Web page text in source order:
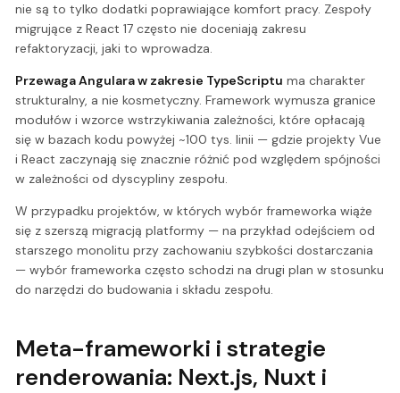
nie są to tylko dodatki poprawiające komfort pracy. Zespoły
migrujące z React 17 często nie doceniają zakresu
refaktoryzacji, jaki to wprowadza.
Przewaga Angulara w zakresie TypeScriptu ma charakter
strukturalny, a nie kosmetyczny. Framework wymusza granice
modułów i wzorce wstrzykiwania zależności, które opłacają
się w bazach kodu powyżej ~100 tys. linii — gdzie projekty Vue
i React zaczynają się znacznie różnić pod względem spójności
w zależności od dyscypliny zespołu.
W przypadku projektów, w których wybór frameworka wiąże
się z szerszą migracją platformy — na przykład odejściem od
starszego monolitu przy zachowaniu szybkości dostarczania
— wybór frameworka często schodzi na drugi plan w stosunku
do narzędzi do budowania i składu zespołu.
Meta-frameworki i strategie
renderowania: Next.js, Nuxt i